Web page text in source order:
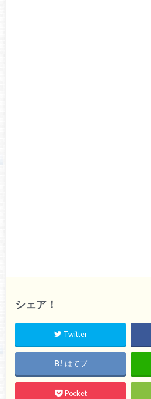
シェア！
Twitter
はてブ
Pocket